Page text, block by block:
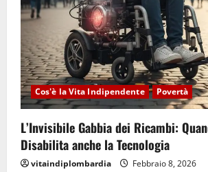
Cos'è la Vita Indipendente Povertà
L’Invisibile Gabbia dei Ricambi:
Disabilita anche la Tecnologia
vitaindiplombardia Febbraio 8, 2026